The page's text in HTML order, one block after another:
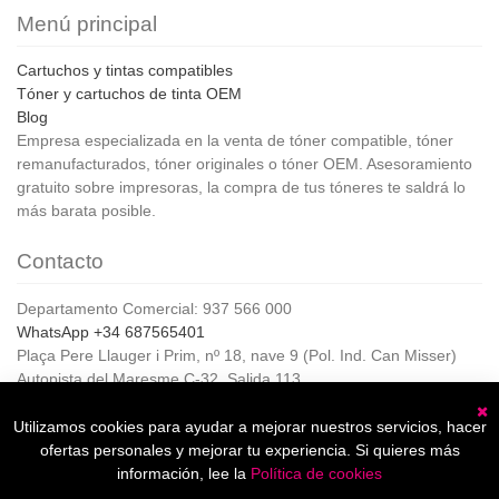
Menú principal
Cartuchos y tintas compatibles
Tóner y cartuchos de tinta OEM
Blog
Empresa especializada en la venta de tóner compatible, tóner
remanufacturados, tóner originales o tóner OEM. Asesoramiento
gratuito sobre impresoras, la compra de tus tóneres te saldrá lo
más barata posible.
Contacto
Departamento Comercial: 937 566 000
WhatsApp +34 687565401
Plaça Pere Llauger i Prim, nº 18, nave 9 (Pol. Ind. Can Misser)
Autopista del Maresme C-32, Salida 113
Horario de Atención al cliente:
De lunes a jueves de 8:00 a 17:00,
Viernes de 8:00 a 15:00
Utilizamos cookies para ayudar a mejorar nuestros servicios, hacer
ofertas personales y mejorar tu experiencia. Si quieres más
información, lee la Política de cookies